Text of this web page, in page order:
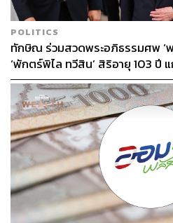
POLITICS
ทักษิณ ร่วมสวดพระอภิธรรมศพ ‘
‘พักตร์พิไล ทวีสิน’ สิริอายุ 103 ปี
หลากวงการร่วมอาลัย